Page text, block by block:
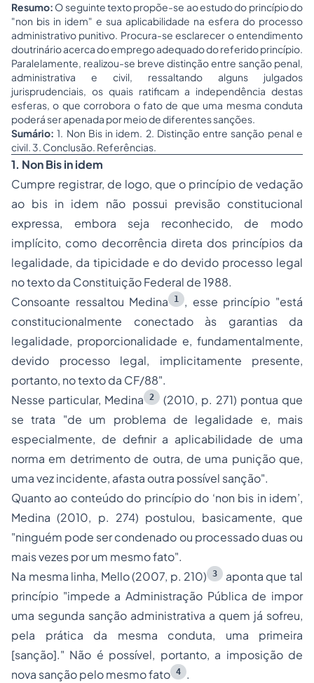
Resumo: O seguinte texto propõe-se ao estudo do princípio do
"non bis in idem" e sua aplicabilidade na esfera do processo
administrativo punitivo. Procura-se esclarecer o entendimento
doutrinário acerca do emprego adequado do referido princípio.
Paralelamente, realizou-se breve distinção entre sanção penal,
administrativa e civil, ressaltando alguns julgados
jurisprudenciais, os quais ratificam a independência destas
esferas, o que corrobora o fato de que uma mesma conduta
poderá ser apenada por meio de diferentes sanções.
Sumário: 1. Non Bis in idem. 2. Distinção entre sanção penal e
civil. 3. Conclusão. Referências.
1. Non Bis in idem
Cumpre registrar, de logo, que o princípio de vedação
ao bis in idem não possui previsão constitucional
expressa, embora seja reconhecido, de modo
implícito, como decorrência direta dos princípios da
legalidade, da tipicidade e do devido processo legal
no texto da Constituição Federal de 1988.
Consoante ressaltou Medina
1
, esse princípio "está
constitucionalmente conectado às garantias da
legalidade, proporcionalidade e, fundamentalmente,
devido processo legal, implicitamente presente,
portanto, no texto da CF/88".
Nesse particular, Medina
2
(2010, p. 271) pontua que
se trata "de um problema de legalidade e, mais
especialmente, de definir a aplicabilidade de uma
norma em detrimento de outra, de uma punição que,
uma vez incidente, afasta outra possível sanção".
Quanto ao conteúdo do princípio do ‘non bis in idem’,
Medina (2010, p. 274) postulou, basicamente, que
"ninguém pode ser condenado ou processado duas ou
mais vezes por um mesmo fato".
Na mesma linha, Mello (2007, p. 210) 3
aponta que tal
princípio "impede a Administração Pública de impor
uma segunda sanção administrativa a quem já sofreu,
pela prática da mesma conduta, uma primeira
[sanção]." Não é possível, portanto, a imposição de
nova sanção pelo mesmo fato 4 .